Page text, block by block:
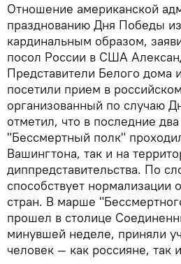
Отношение американской
празднованию Дня Победы
кардинальным образом,
посол России в США
Представители Белого дома
посетили прием в
организованный по случаю
отметил, что в последние
"Бессмертный полк"
Вашингтона, так и на
диппредставительства. По
способствует нормализации
стран. В марше
прошел в столице
минувшей неделе, приняли
человек — как россияне, так